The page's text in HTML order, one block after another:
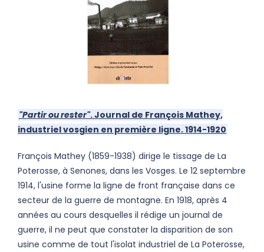
"Partir ou rester". Journal de François Mathey,
industriel vosgien en première ligne. 1914-1920
François Mathey (1859-1938) dirige le tissage de La
Poterosse, à Senones, dans les Vosges. Le 12 septembre
1914, l'usine forme la ligne de front française dans ce
secteur de la guerre de montagne. En 1918, après 4
années au cours desquelles il rédige un journal de
guerre, il ne peut que constater la disparition de son
usine comme de tout l'isolat industriel de La Poterosse,